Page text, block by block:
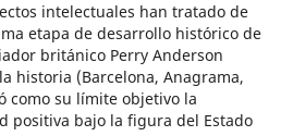
intelectuales han tratado de
etapa de desarrollo histórico de
británico Perry Anderson
historia (Barcelona, Anagrama,
como su límite objetivo la
positiva bajo la figura del Estado